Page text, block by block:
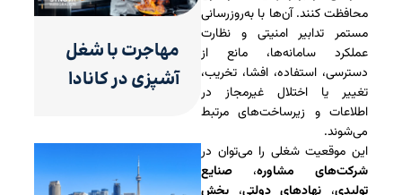
محافظت کنند. آن‌ها با به‌روزرسانی
مستمر تدابیر امنیتی و نظارت
عملکرد سامانه‌ها، مانع از
دسترسی، استفاده، افشا، تخریب،
تغییر یا اختلال غیرمجاز در
اطلاعات و زیرساخت‌های مرتبط
می‌شوند.
این موقعیت شغلی را می‌توان در
شرکت‌های مشاوره، صنایع
مهاجرت با شغل
آشپزی در کانادا